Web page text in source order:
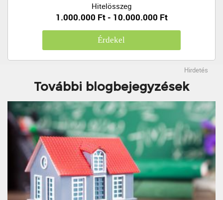
Hitelösszeg
1.000.000 Ft - 10.000.000 Ft
Érdekel
Hirdetés
További blogbejegyzések